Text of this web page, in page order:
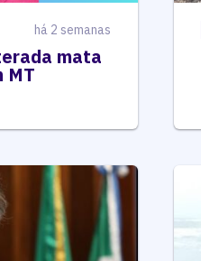
há 2 semanas
mata
MT